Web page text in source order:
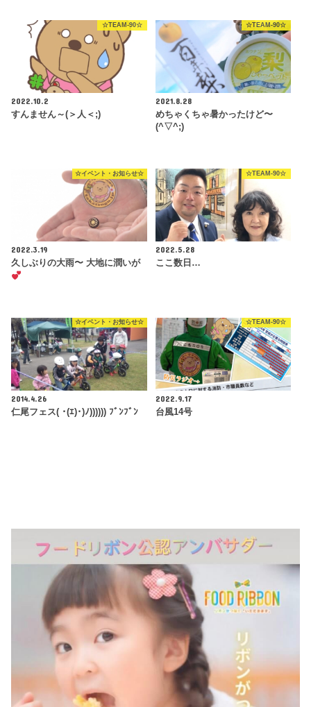
☆TEAM-90☆
2022.10.2
すんません～(＞人＜;)
☆TEAM-90☆
2021.8.28
めちゃくちゃ暑かったけど〜
(^▽^;)
☆イベント・お知らせ☆
2022.3.19
久しぶりの大雨〜 大地に潤いが
☆TEAM-90☆
2022.5.28
ここ数日…
☆イベント・お知らせ☆
2014.4.26
仁尾フェス( ･(ｴ)･)ﾉ)))))) ﾌﾞﾝﾌﾞﾝ
☆TEAM-90☆
2022.9.17
台風14号